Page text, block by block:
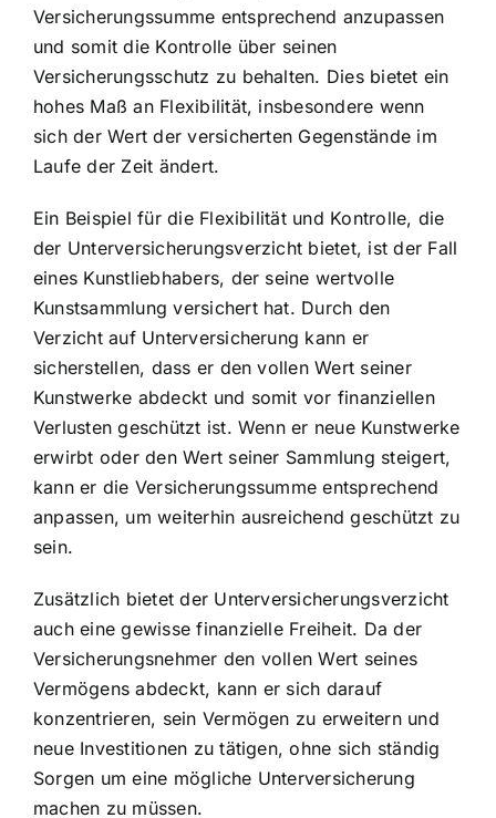
Versicherungssumme entsprechend anzupassen
und somit die Kontrolle über seinen
Versicherungsschutz zu behalten. Dies bietet ein
hohes Maß an Flexibilität, insbesondere wenn
sich der Wert der versicherten Gegenstände im
Laufe der Zeit ändert.
Ein Beispiel für die Flexibilität und Kontrolle, die
der Unterversicherungsverzicht bietet, ist der Fall
eines Kunstliebhabers, der seine wertvolle
Kunstsammlung versichert hat. Durch den
Verzicht auf Unterversicherung kann er
sicherstellen, dass er den vollen Wert seiner
Kunstwerke abdeckt und somit vor finanziellen
Verlusten geschützt ist. Wenn er neue Kunstwerke
erwirbt oder den Wert seiner Sammlung steigert,
kann er die Versicherungssumme entsprechend
anpassen, um weiterhin ausreichend geschützt zu
sein.
Zusätzlich bietet der Unterversicherungsverzicht
auch eine gewisse finanzielle Freiheit. Da der
Versicherungsnehmer den vollen Wert seines
Vermögens abdeckt, kann er sich darauf
konzentrieren, sein Vermögen zu erweitern und
neue Investitionen zu tätigen, ohne sich ständig
Sorgen um eine mögliche Unterversicherung
machen zu müssen.